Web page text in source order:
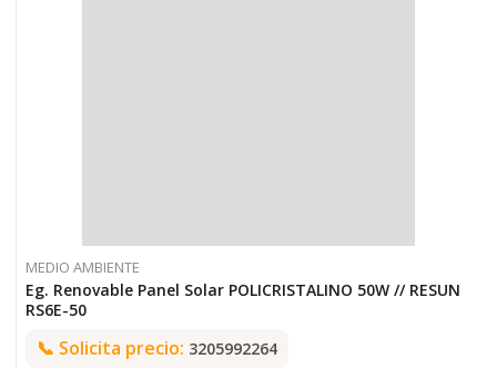
MEDIO AMBIENTE
Eg. Renovable Panel Solar POLICRISTALINO 50W // RESUN
RS6E-50
📞 Solicita precio: 3205992264